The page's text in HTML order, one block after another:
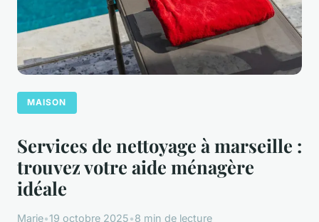
MAISON
Services de nettoyage à marseille :
trouvez votre aide ménagère
idéale
Marie•19 octobre 2025•8 min de lecture